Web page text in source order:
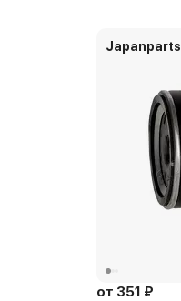
Japanparts
от 351 ₽